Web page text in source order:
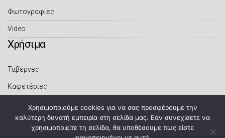
Φωτογραφίες
Video
Xρήσιμα
Ταβέρνες
Καφετέριες
Ο Καιρός LiveΧρησιμοποιούμε cookies για να σας προσφέρουμε την
καλύτερη δυνατή εμπειρία στη σελίδα μας. Εάν συνεχίσετε να
χρησιμοποιείτε τη σελίδα, θα υποθέσουμε πως είστε